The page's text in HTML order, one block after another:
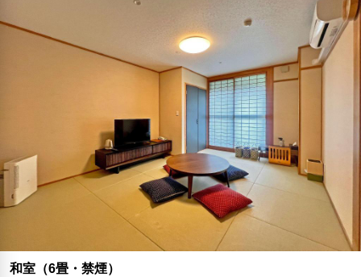
和室（6畳・禁煙）